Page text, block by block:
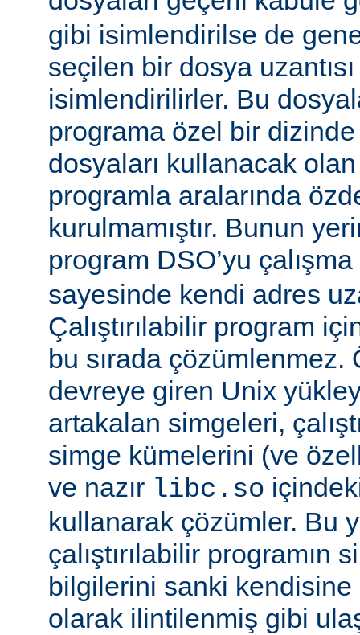
gibi isimlendirilse de
seçilen bir dosya
isimlendirilirler. Bu
programa özel bir
dosyaları kullanacak olan
programla aralarında
kurulmamıştır. Bunun
program DSO’yu
sayesinde kendi adres
Çalıştırılabilir program
bu sırada
devreye giren Unix
artakalan simgeleri,
simge kümelerini (ve
ve nazır libc.so
kullanarak çözümler. Bu
çalıştırılabilir programın
bilgilerini sanki
olarak ilintilenmiş gibi